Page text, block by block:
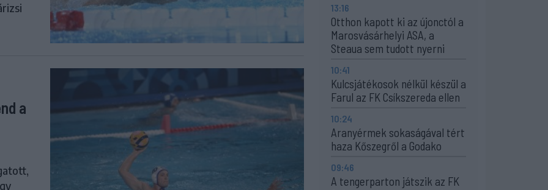
a
13:16
Otthon kapott ki az újonctól a
Marosvásárhelyi ASA, a
Steaua sem tudott nyerni
10:41
Kulcsjátékosok nélkül készül a
Farul az FK Csíkszereda ellen
10:24
Aranyérmek sokaságával tért
haza Kőszegről a Godako
09:46
A tengerparton játszik az FK